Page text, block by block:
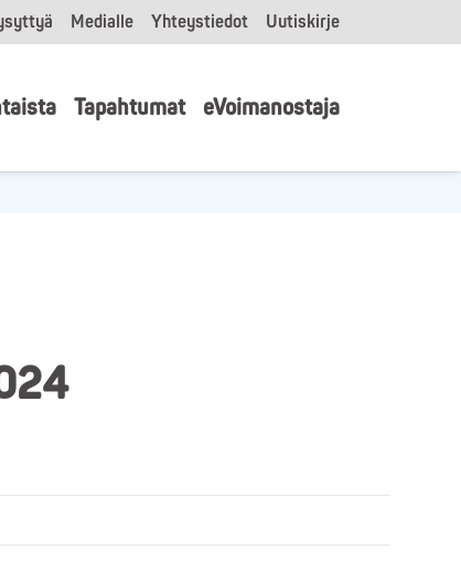
Medialle Yhteystiedot Uutiskirje
Tapahtumat eVoimanostaja